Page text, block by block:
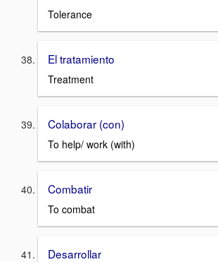
Tolerance
El tratamiento
Treatment
Colaborar (con)
To help/ work (with)
Combatir
To combat
Desarrollar